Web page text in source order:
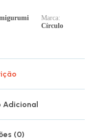
Marca:
Círculo
Adicional
(0)